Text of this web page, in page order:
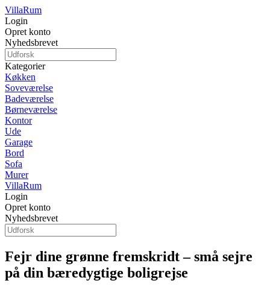
VillaRum
Login
Opret konto
Nyhedsbrevet
Kategorier
Køkken
Soveværelse
Badeværelse
Børneværelse
Kontor
Ude
Garage
Bord
Sofa
Murer
VillaRum
Login
Opret konto
Nyhedsbrevet
Fejr dine grønne fremskridt – små sejre
på din bæredygtige boligrejse